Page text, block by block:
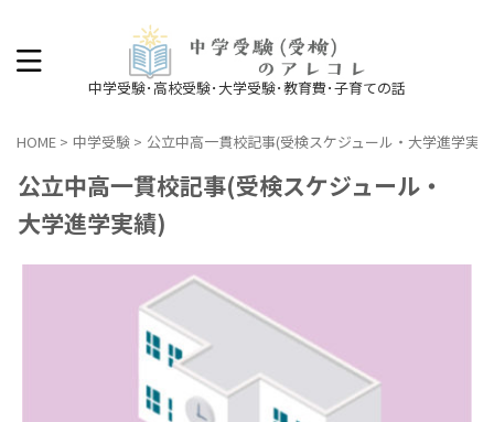
中学受験･高校受験･大学受験･教育費･子育ての話
HOME > 中学受験 > 公立中高一貫校記事(受検スケジュール・大学進学実
公立中高一貫校記事(受検スケジュール・
大学進学実績)